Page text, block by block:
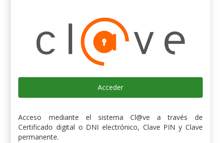
Acceder
Acceso mediante el sistema Cl@ve a través de
Certificado digital o DNI electrónico, Clave PIN y Clave
permanente.